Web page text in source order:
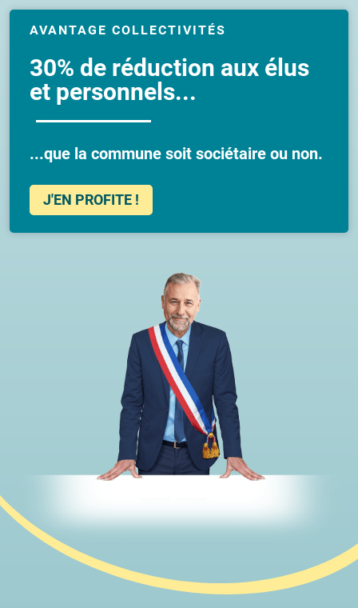
AVANTAGE COLLECTIVITÉS
30% de réduction aux élus
et personnels...
...que la commune soit sociétaire ou non.
J'EN PROFITE !